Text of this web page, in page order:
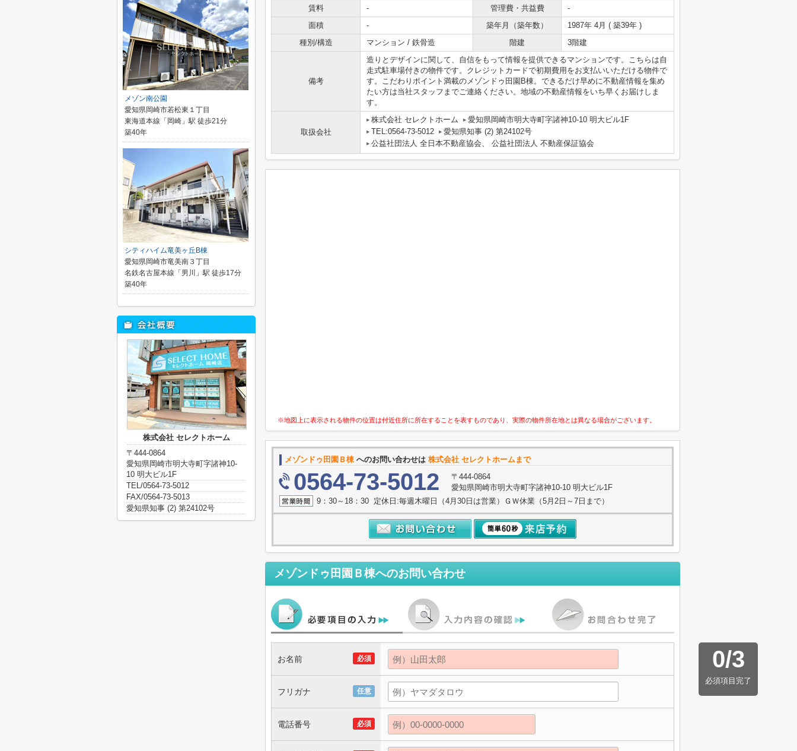
賃料 - 管理費・共益費
-
面積
- 築年月（築年数）
1987年 4月 ( 築39年 )
種別/構造
マンション / 鉄骨造 階建 3階建
備考
造りとデザインに関して、自信をもって情報を提供できるマンションです。こちらは自
走式駐車場付きの物件です。クレジットカードで初期費用をお支払いいただける物件で
す。こだわりポイント満載のメゾンドゥ田園B棟。できるだけ早めに不動産情報を集め
たい方は当社スタッフまでご連絡ください。地域の不動産情報をいち早くお届けしま
す。
取扱会社
株式会社 セレクトホーム
愛知県岡崎市明大寺町字諸神10-10 明大ビル1F
TEL:0564-73-5012
愛知県知事 (2) 第24102号
公益社団法人 全日本不動産協会、 公益社団法人 不動産保証協会
※地図上に表示される物件の位置は付近住所に所在することを表すものであり、実際の物件所在地とは異なる場合がございます。
メゾンドゥ田園Ｂ棟 へのお問い合わせは 株式会社 セレクトホームまで
0564-73-5012
〒444-0864
愛知県岡崎市明大寺町字諸神10-10 明大ビル1F
9：30～18：30 定休日:毎週木曜日（4月30日は営業）ＧＷ休業（5月2日～7日まで）
メゾンドゥ田園Ｂ棟へのお問い合わせ
0/3
必須項目完了
必須
お名前
任意
フリガナ
必須
電話番号
メゾン南公園
愛知県岡崎市若松東１丁目
東海道本線「岡崎」駅 徒歩21分
築40年
シティハイム竜美ヶ丘B棟
愛知県岡崎市竜美南３丁目
名鉄名古屋本線「男川」駅 徒歩17分
築40年
株式会社 セレクトホーム
〒444-0864
愛知県岡崎市明大寺町字諸神10-
10 明大ビル1F
TEL/0564-73-5012
FAX/0564-73-5013
愛知県知事 (2) 第24102号